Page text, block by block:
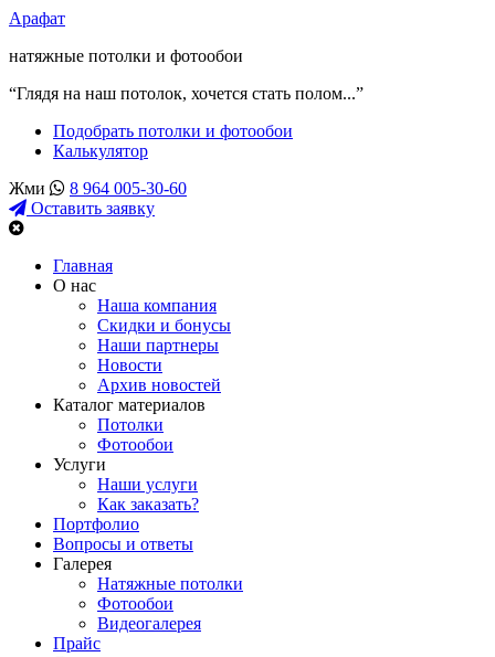
Арафат
натяжные потолки и фотообои
“Глядя на наш потолок, хочется стать полом...”
Подобрать потолки и фотообои
Калькулятор
Жми
8 964 005-30-60
Оставить заявку
Главная
О нас
Наша компания
Скидки и бонусы
Наши партнеры
Новости
Архив новостей
Каталог материалов
Потолки
Фотообои
Услуги
Наши услуги
Как заказать?
Портфолио
Вопросы и ответы
Галерея
Натяжные потолки
Фотообои
Видеогалерея
Прайс